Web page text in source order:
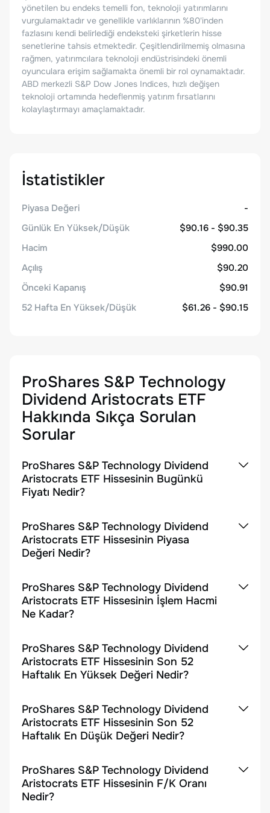
yönetilen bu endeks temelli fon, teknoloji yatırımlarını
vurgulamaktadır ve genellikle varlıklarının %80'inden
fazlasını kendi belirlediği endeksteki şirketlerin hisse
senetlerine tahsis etmektedir. Çeşitlendirilmemiş olmasına
rağmen, yatırımcılara teknoloji endüstrisindeki önemli
oyunculara erişim sağlamakta önemli bir rol oynamaktadır.
ABD merkezli S&P Dow Jones Indices, hızlı değişen
teknoloji ortamında hedeflenmiş yatırım fırsatlarını
kolaylaştırmayı amaçlamaktadır.
İstatistikler
Piyasa Değeri
-
Günlük En Yüksek/Düşük
$90.16 - $90.35
Hacim
$990.00
Açılış
$90.20
Önceki Kapanış
$90.91
52 Hafta En Yüksek/Düşük
$61.26 - $90.15
ProShares S&P Technology
Dividend Aristocrats ETF
Hakkında Sıkça Sorulan
Sorular
ProShares S&P Technology Dividend
Aristocrats ETF Hissesinin Bugünkü
Fiyatı Nedir?
ProShares S&P Technology Dividend
Aristocrats ETF Hissesinin Piyasa
Değeri Nedir?
ProShares S&P Technology Dividend
Aristocrats ETF Hissesinin İşlem Hacmi
Ne Kadar?
ProShares S&P Technology Dividend
Aristocrats ETF Hissesinin Son 52
Haftalık En Yüksek Değeri Nedir?
ProShares S&P Technology Dividend
Aristocrats ETF Hissesinin Son 52
Haftalık En Düşük Değeri Nedir?
ProShares S&P Technology Dividend
Aristocrats ETF Hissesinin F/K Oranı
Nedir?